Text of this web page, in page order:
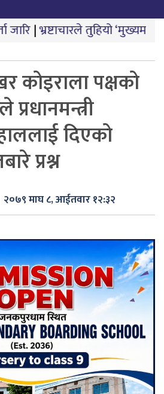
तुहियो ‘मुख्यमन्त्री बेटी
कोइराला पक्षको
दिएको
प्रश्न
२०७९ माघ ८, आईतवार १२:३२